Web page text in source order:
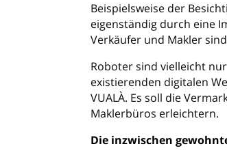
Beispielsweise der
eigenständig durch eine
Verkäufer und Makler
Roboter sind vielleicht
existierenden digitalen
VUALÀ. Es soll die
Maklerbüros erleichtern.
Die inzwischen